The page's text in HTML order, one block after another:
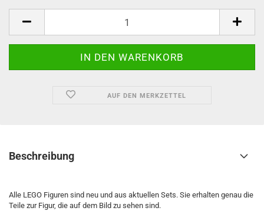
AUF DEN MERKZETTEL
Beschreibung
Alle LEGO Figuren sind neu und aus aktuellen Sets. Sie erhalten genau die
Teile zur Figur, die auf dem Bild zu sehen sind.